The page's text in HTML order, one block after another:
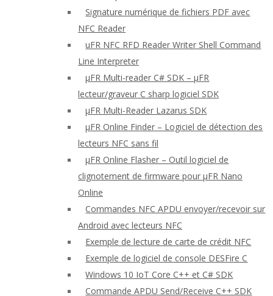
Signature numérique de fichiers PDF avec
NFC Reader
uFR NFC RFD Reader Writer Shell Command
Line Interpreter
μFR Multi-reader C# SDK – μFR
lecteur/graveur C sharp logiciel SDK
μFR Multi-Reader Lazarus SDK
μFR Online Finder – Logiciel de détection des
lecteurs NFC sans fil
μFR Online Flasher – Outil logiciel de
clignotement de firmware pour μFR Nano
Online
Commandes NFC APDU envoyer/recevoir sur
Android avec lecteurs NFC
Exemple de lecture de carte de crédit NFC
Exemple de logiciel de console DESFire C
Windows 10 IoT Core C++ et C# SDK
Commande APDU Send/Receive C++ SDK